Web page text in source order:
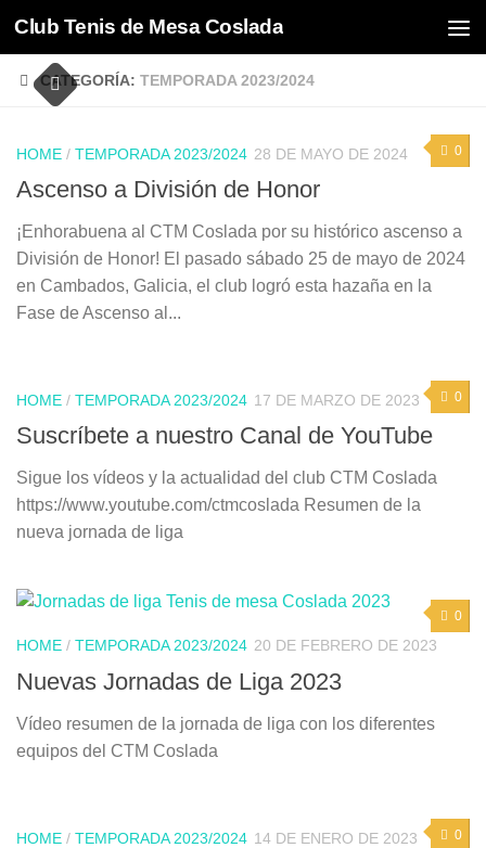
Saltar al contenido
Club Tenis de Mesa Coslada
CATEGORÍA: TEMPORADA 2023/2024
0
HOME / TEMPORADA 2023/2024 28 DE MAYO DE 2024
Ascenso a División de Honor
¡Enhorabuena al CTM Coslada por su histórico ascenso a
División de Honor! El pasado sábado 25 de mayo de 2024
en Cambados, Galicia, el club logró esta hazaña en la
Fase de Ascenso al...
0
HOME / TEMPORADA 2023/2024 17 DE MARZO DE 2023
Suscríbete a nuestro Canal de YouTube
Sigue los vídeos y la actualidad del club CTM Coslada
https://www.youtube.com/ctmcoslada Resumen de la
nueva jornada de liga
0
HOME / TEMPORADA 2023/2024 20 DE FEBRERO DE 2023
Nuevas Jornadas de Liga 2023
Vídeo resumen de la jornada de liga con los diferentes
equipos del CTM Coslada
0
HOME / TEMPORADA 2023/2024 14 DE ENERO DE 2023